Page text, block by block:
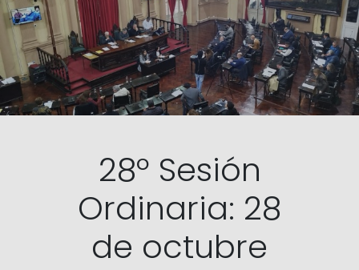
28º Sesión
Ordinaria: 28
de octubre